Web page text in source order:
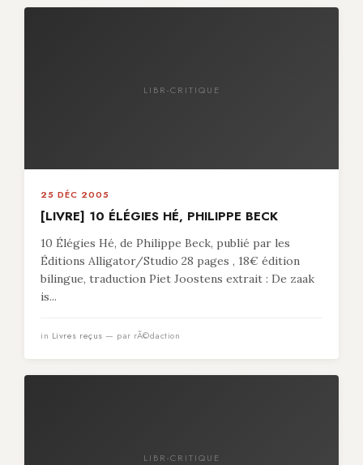
LIBR-CRITIQUE
25 DÉC 2005
[LIVRE] 10 ÉLÉGIES HÉ, PHILIPPE BECK
10 Élégies Hé, de Philippe Beck, publié par les
Éditions Alligator/Studio 28 pages , 18€ édition
bilingue, traduction Piet Joostens extrait : De zaak
is...
in Livres reçus — par rÃ©daction
LIBR-CRITIQUE